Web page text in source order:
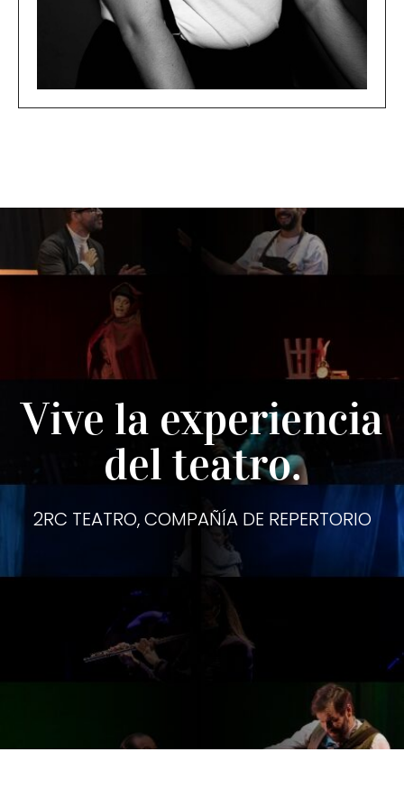
Vive la experiencia
del teatro.
2RC TEATRO, COMPAÑÍA DE REPERTORIO